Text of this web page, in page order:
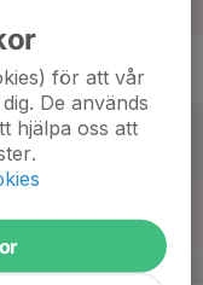
för att vår
De används
hjälpa oss att